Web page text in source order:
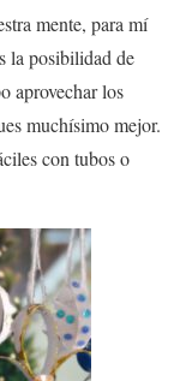
mente, para mí
la posibilidad de
aprovechar los
muchísimo mejor.
con tubos o